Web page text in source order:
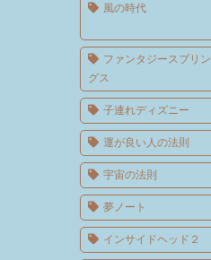
風の時代
ファンタジースプリン
グス
子連れディズニー
運が良い人の法則
宇宙の法則
夢ノート
インサイドヘッド２